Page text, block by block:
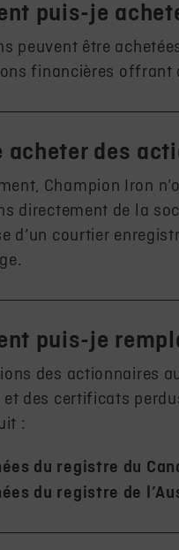
puis-je
peuvent être
financières offrant
acheter des
Champion Iron
directement de la
d’un courtier
puis-je
des actionnaires
et des certificats
:
du registre du
du registre de